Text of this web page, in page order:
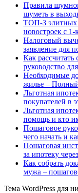
Правила
шуметь в
ТОП-3
новостроек с
Налоговый
заявление для
Как
руководство
Необходимые
жилье –
Льготная
покупателей в
Льготная
помощь и кто
Пошаговое
чего начать и
Пошаговая
за ипотеку
Как собрать
мужа –
Тема WordPress для